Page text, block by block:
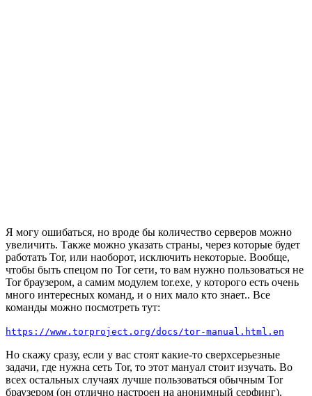
Я могу ошибаться, но вроде бы количество серверов можно
увеличить. Также можно указать страны, через которые будет
работать Tor, или наоборот, исключить некоторые. Вообще,
чтобы быть спецом по Tor сети, то вам нужно пользоваться не
Tor браузером, а самим модулем tor.exe, у которого есть очень
много интересных команд, и о них мало кто знает.. Все
команды можно посмотреть тут:
https://www.torproject.org/docs/tor-manual.html.en
Но скажу сразу, если у вас стоят какие-то сверхсерьезные
задачи, где нужна сеть Tor, то этот мануал стоит изучать. Во
всех остальных случаях лучше пользоваться обычным Tor
браузером (он отлично настроен на анонимный серфинг).